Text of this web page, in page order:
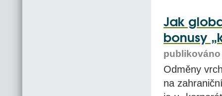
Jak
bonusy
publikováno
Odměny
na